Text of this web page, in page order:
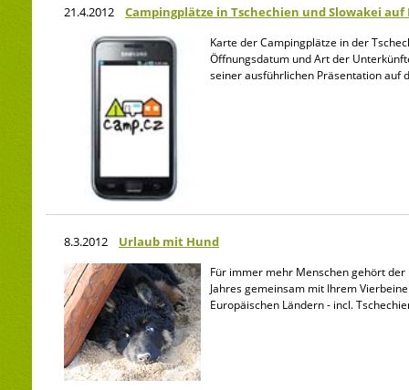
21.4.2012 Campingplätze in Tschechien und Slowakei auf
Karte der Campingplätze in der
Öffnungsdatum und Art der
seiner ausführlichen Präsentation auf
8.3.2012 Urlaub mit Hund
Für immer mehr Menschen gehört
Jahres gemeinsam mit Ihrem
Europäischen Ländern - incl.